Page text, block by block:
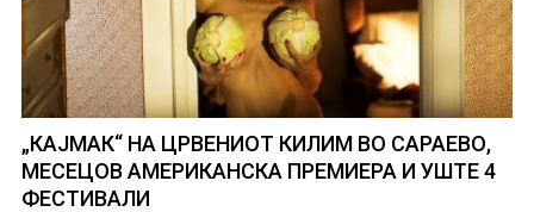
„КАЈМАК“ НА ЦРВЕНИОТ КИЛИМ ВО САРАЕВО,
МЕСЕЦОВ АМЕРИКАНСКА ПРЕМИЕРА И УШТЕ 4
ФЕСТИВАЛИ